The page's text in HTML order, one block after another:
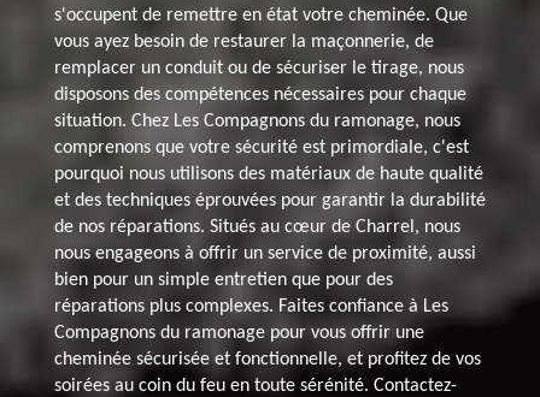
s'occupent de remettre en état votre cheminée. Que
vous ayez besoin de restaurer la maçonnerie, de
remplacer un conduit ou de sécuriser le tirage, nous
disposons des compétences nécessaires pour chaque
situation. Chez Les Compagnons du ramonage, nous
comprenons que votre sécurité est primordiale, c'est
pourquoi nous utilisons des matériaux de haute qualité
et des techniques éprouvées pour garantir la durabilité
de nos réparations. Situés au cœur de Charrel, nous
nous engageons à offrir un service de proximité, aussi
bien pour un simple entretien que pour des
réparations plus complexes. Faites confiance à Les
Compagnons du ramonage pour vous offrir une
cheminée sécurisée et fonctionnelle, et profitez de vos
soirées au coin du feu en toute sérénité. Contactez-